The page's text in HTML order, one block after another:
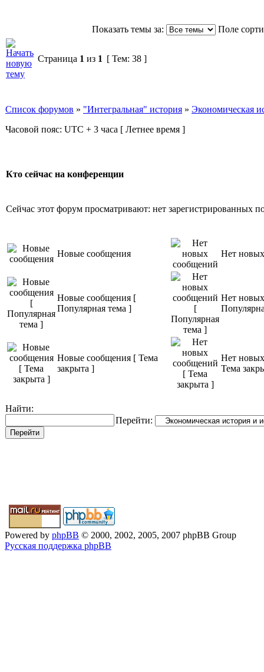
Показать темы за: Поле
Страница 1 из 1 [ Тем: 38 ]
Список форумов » "Интегральная" история » Экономическая
Часовой пояс: UTC + 3 часа [ Летнее время ]
Кто сейчас на конференции
Сейчас этот форум просматривают: нет зарегистрированных
Новые сообщения Нет
Новые сообщения [
Популярная тема ]
Нет
Новые сообщения [ Тема
закрыта ]
Нет
Тема
Найти:
Перейти:
Powered by phpBB © 2000, 2002, 2005, 2007 phpBB Group
Русская поддержка phpBB